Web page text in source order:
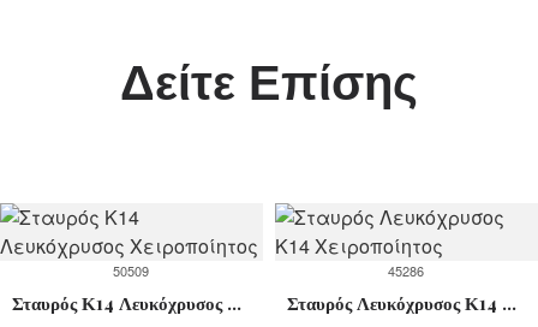
Δείτε Επίσης
50509
Σταυρός Κ14 Λευκόχρυσος Χειροποίητος
45286
Σταυρός Λευκόχρυσος Κ14 Χειροποίητος